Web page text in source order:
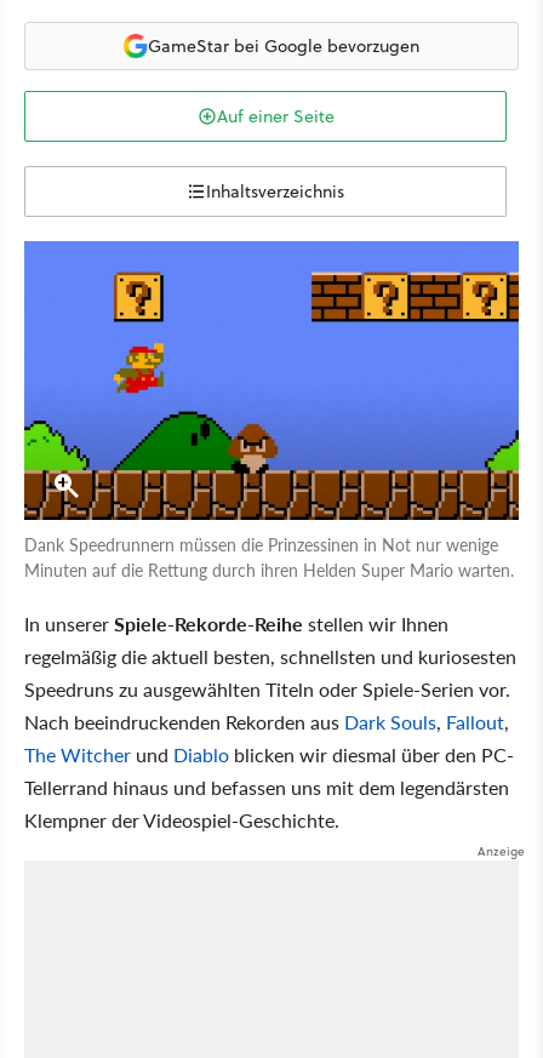
GameStar bei Google bevorzugen
Auf einer Seite
Inhaltsverzeichnis
Dank Speedrunnern müssen die Prinzessinen in Not nur wenige
Minuten auf die Rettung durch ihren Helden Super Mario warten.
In unsererSpiele-Rekorde-Reihe stellen wir Ihnen
regelmäßig die aktuell besten, schnellsten und kuriosesten
Speedruns zu ausgewählten Titeln oder Spiele-Serien vor.
Nach beeindruckenden Rekorden aus Dark Souls, Fallout,
The Witcher und Diablo blicken wir diesmal über den PC-
Tellerrand hinaus und befassen uns mit dem legendärsten
Klempner der Videospiel-Geschichte.